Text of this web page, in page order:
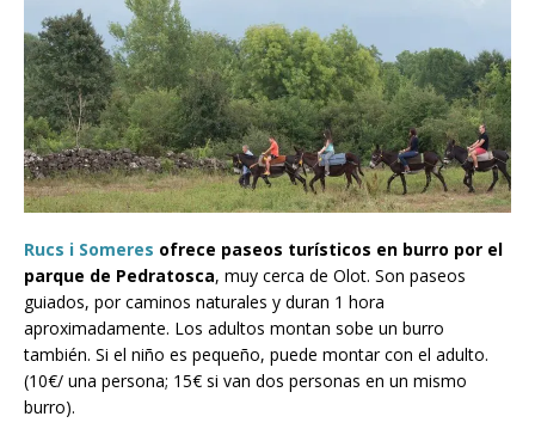
Rucs i Someres ofrece paseos turísticos en burro por el
parque de Pedratosca, muy cerca de Olot. Son paseos
guiados, por caminos naturales y duran 1 hora
aproximadamente. Los adultos montan sobe un burro
también. Si el niño es pequeño, puede montar con el adulto.
(10€/ una persona; 15€ si van dos personas en un mismo
burro).